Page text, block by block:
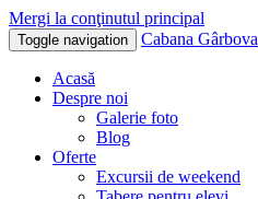
Mergi la conţinutul principal
Toggle navigation Cabana Gârbova
Acasă
Despre noi
Galerie foto
Blog
Oferte
Excursii de weekend